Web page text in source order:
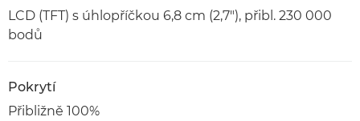
LCD (TFT) s úhlopříčkou 6,8 cm (2,7"), přibl. 230 000
bodů
Pokrytí
Přibližně 100%